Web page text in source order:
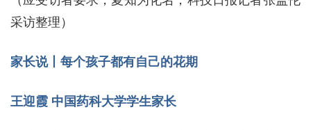
采访整理）
家长说丨每个孩子都有自己的花期
王迎霞 中国药科大学学生家长